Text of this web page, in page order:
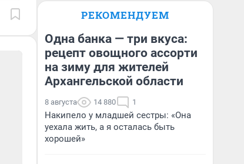
РЕКОМЕНДУЕМ
Одна банка — три вкуса:
рецепт овощного ассорти
на зиму для жителей
Архангельской области
8 августа 14 880 1
Накипело у младшей сестры: «Она
уехала жить, а я осталась быть
хорошей»